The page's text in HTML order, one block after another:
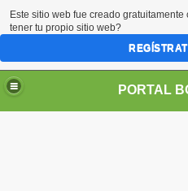
PORTAL
Este sitio web fue creado gratuitamente
tener tu propio sitio web?